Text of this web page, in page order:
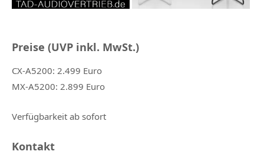
Preise (UVP inkl. MwSt.)
CX-A5200: 2.499 Euro
MX-A5200: 2.899 Euro
Verfügbarkeit ab sofort
Kontakt